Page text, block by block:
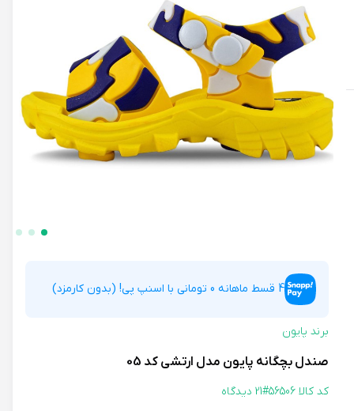
4 قسط ماهانه 0 تومانی با اسنپ پی! (بدون کارمزد)
برند پایون
صندل بچگانه پایون مدل ارتشی کد 05
کد کالا 56506# 21 دیدگاه